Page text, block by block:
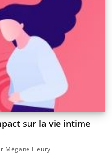
sur la vie intime
Mégane Fleury